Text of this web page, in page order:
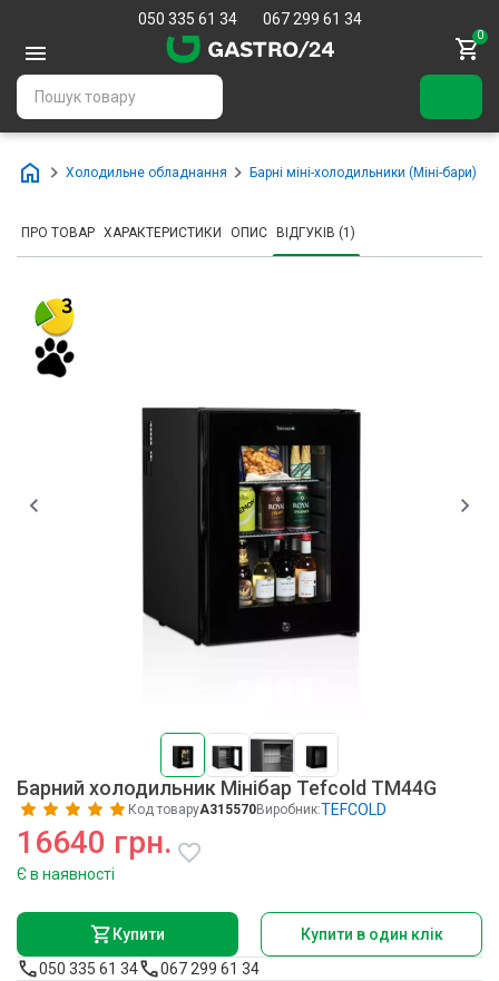
050 335 61 34 067 299 61 34
0
Холодильне обладнання Барні міні-холодильники (Міні-бари)
ПРО ТОВАР ХАРАКТЕРИСТИКИ ОПИС ВІДГУКІВ (1)
Барний холодильник Мінібар Tefcold TM44G
Код товаруA315570Виробник:TEFCOLD
16640 грн.
Є в наявності
Купити
Купити в один клік
050 335 61 34
067 299 61 34